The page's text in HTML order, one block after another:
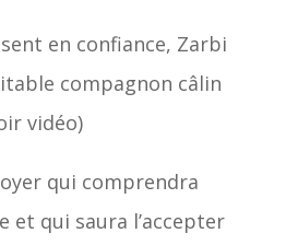
en confiance, Zarbi
compagnon câlin
vidéo)
qui comprendra
et qui saura l’accepter